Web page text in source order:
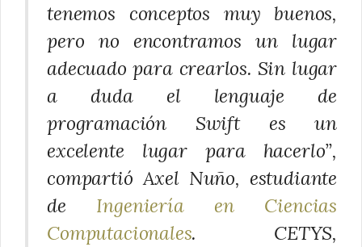
tenemos conceptos muy buenos,
pero no encontramos un lugar
adecuado para crearlos. Sin lugar
a duda el lenguaje de
programación Swift es un
excelente lugar para hacerlo”,
compartió Axel Nuño, estudiante
de Ingeniería en Ciencias
Computacionales. CETYS,